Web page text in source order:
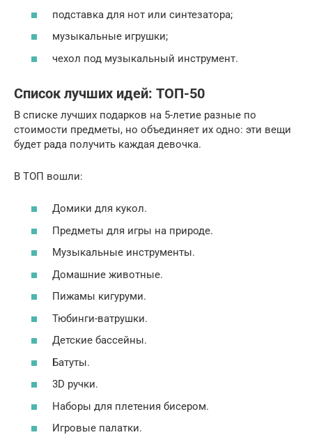
подставка для нот или синтезатора;
музыкальные игрушки;
чехол под музыкальный инструмент.
Список лучших идей: ТОП-50
В списке лучших подарков на 5-летие разные по
стоимости предметы, но объединяет их одно: эти вещи
будет рада получить каждая девочка.
В ТОП вошли:
Домики для кукол.
Предметы для игры на природе.
Музыкальные инструменты.
Домашние животные.
Пижамы кигуруми.
Тюбинги-ватрушки.
Детские бассейны.
Батуты.
3D ручки.
Наборы для плетения бисером.
Игровые палатки.